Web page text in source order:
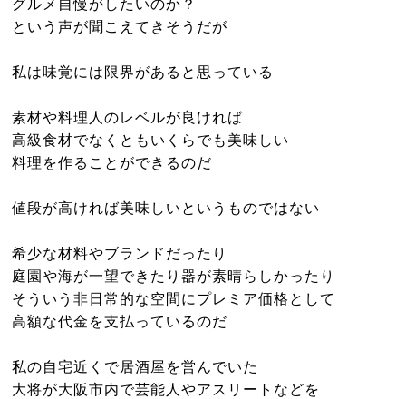
グルメ自慢がしたいのか？
という声が聞こえてきそうだが
私は味覚には限界があると思っている
素材や料理人のレベルが良ければ
高級食材でなくともいくらでも美味しい
料理を作ることができるのだ
値段が高ければ美味しいというものではない
希少な材料やブランドだったり
庭園や海が一望できたり器が素晴らしかったり
そういう非日常的な空間にプレミア価格として
高額な代金を支払っているのだ
私の自宅近くで居酒屋を営んでいた
大将が大阪市内で芸能人やアスリートなどを